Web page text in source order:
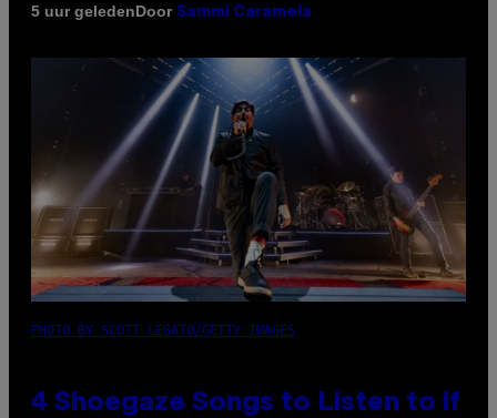
5 uur geledenDoor Sammi Caramela
PHOTO BY SCOTT LEGATO/GETTY IMAGES
4 Shoegaze Songs to Listen to if